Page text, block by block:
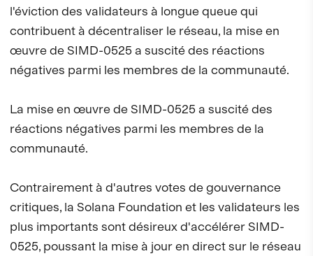
l'éviction des validateurs à longue queue qui
contribuent à décentraliser le réseau, la mise en
œuvre de SIMD-0525 a suscité des réactions
négatives parmi les membres de la communauté.
La mise en œuvre de SIMD-0525 a suscité des
réactions négatives parmi les membres de la
communauté.
Contrairement à d'autres votes de gouvernance
critiques, la Solana Foundation et les validateurs les
plus importants sont désireux d'accélérer SIMD-
0525, poussant la mise à jour en direct sur le réseau